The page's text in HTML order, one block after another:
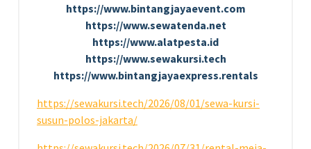
https://www.bintangjayaevent.com
https://www.sewatenda.net
https://www.alatpesta.id
https://www.sewakursi.tech
https://www.bintangjayaexpress.rentals
https://sewakursi.tech/2026/08/01/sewa-kursi-
susun-polos-jakarta/